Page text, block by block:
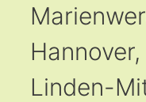
Linden-